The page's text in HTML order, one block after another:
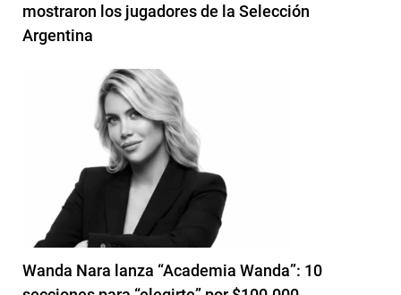
mostraron los jugadores de la Selección
Argentina
Wanda Nara lanza “Academia Wanda”: 10